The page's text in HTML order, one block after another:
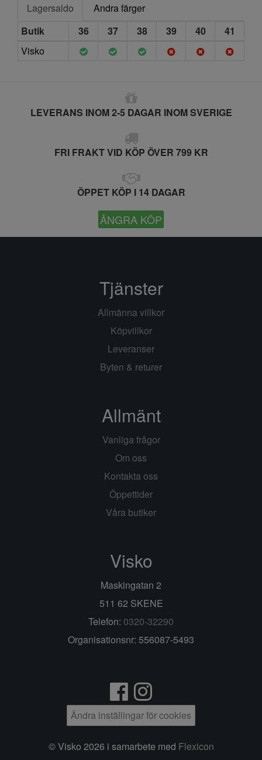
Lagersaldo
Andra färger
Butik
36 37 38 39 40
41
Visko
LEVERANS INOM 2-5 DAGAR INOM SVERIGE
FRI FRAKT VID KÖP ÖVER 799 KR
ÖPPET KÖP I 14 DAGAR
ÅNGRA KÖP
Tjänster
Allmänna villkor
Köpvillkor
Leveranser
Byten & returer
Allmänt
Vanliga frågor
Om oss
Kontakta oss
Öppettider
Våra butiker
Visko
Maskingatan 2
511 62 SKENE
Telefon: 0320-32290
Organisationsnr: 556087-5493
Ändra inställingar för cookies
© Visko 2026 i samarbete med Flexicon